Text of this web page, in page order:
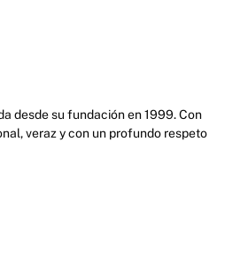
desde su fundación en 1999. Con
veraz y con un profundo respeto